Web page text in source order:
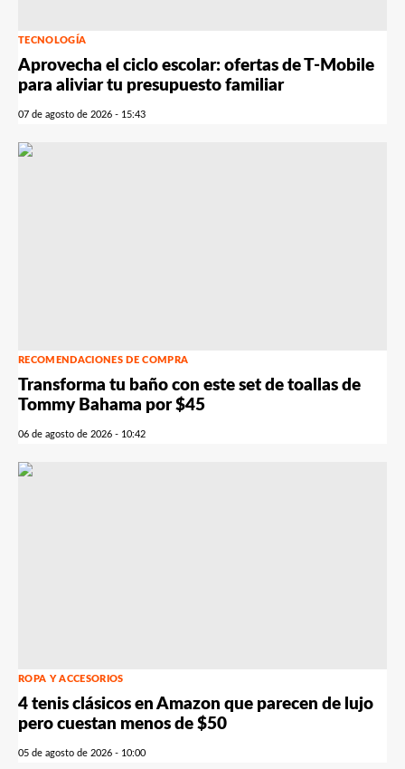
TECNOLOGÍA
Aprovecha el ciclo escolar: ofertas de T-Mobile
para aliviar tu presupuesto familiar
07 de agosto de 2026 - 15:43
RECOMENDACIONES DE COMPRA
Transforma tu baño con este set de toallas de
Tommy Bahama por $45
06 de agosto de 2026 - 10:42
ROPA Y ACCESORIOS
4 tenis clásicos en Amazon que parecen de lujo
pero cuestan menos de $50
05 de agosto de 2026 - 10:00